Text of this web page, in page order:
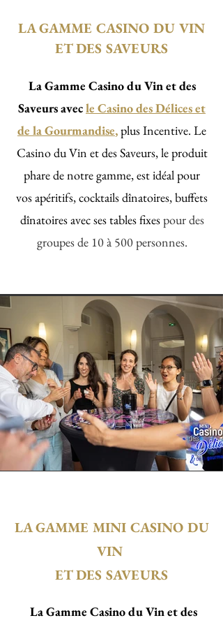
LA GAMME CASINO DU VIN
ET DES SAVEURS
La Gamme Casino du Vin et des
Saveurs avecle Casino des Délices et
de la Gourmandise,plus Incentive. Le
Casino du Vin et des Saveurs, le produit
phare de notre gamme, est idéal pour
vos apéritifs, cocktails dînatoires, buffets
dînatoires avec ses tables fixespour des
groupes de 10 à 500 personnes.
LA GAMME MINI CASINO DU
VIN
ET DES SAVEURS
La Gamme Casino du Vin et des